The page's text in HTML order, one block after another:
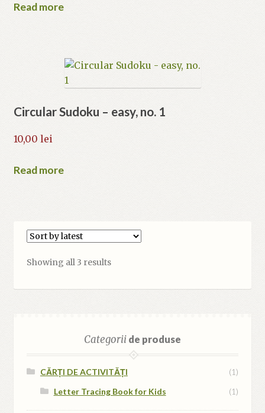
Read more
Circular Sudoku – easy, no. 1
10,00 lei
Read more
Showing all 3 resultsSorted
latest
Categoriide produse
CĂRȚI DE ACTIVITĂȚI
(1)
Letter Tracing Book for Kids
(1)